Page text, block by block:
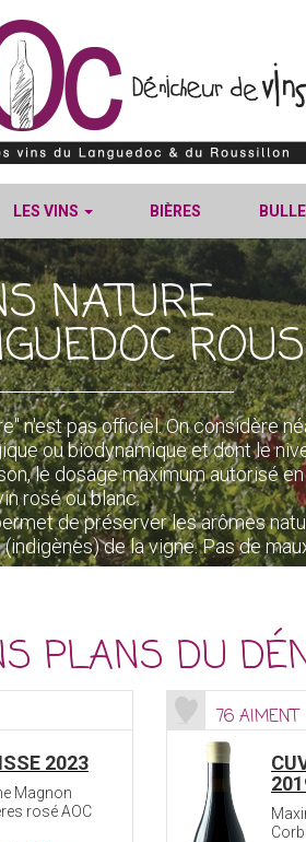
LES VINS BIÈRES
NATURE
n'est pas officiel. On considère
ou biodynamique et dont le
le dosage maximum autorisé
rosé ou blanc.
de préserver les arômes
de la vigne. Pas de
PLANS DU
2023
Magnon
rosé AOC
76 AIMENT